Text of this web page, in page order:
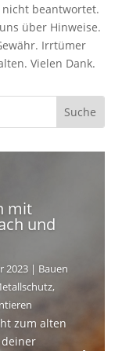
beantwortet.
über Hinweise.
Irrtümer
Vielen Dank.
mit
und
2023| Bauen
,
zum alten
deiner